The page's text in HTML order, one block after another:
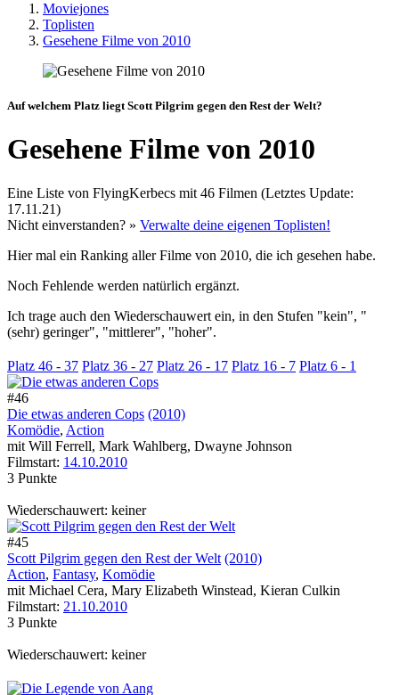
Moviejones
Toplisten
Gesehene Filme von 2010
Auf welchem Platz liegt Scott Pilgrim gegen den Rest der Welt?
Gesehene Filme von 2010
Eine Liste von FlyingKerbecs mit 46 Filmen (Letztes Update:
17.11.21)
Nicht einverstanden? » Verwalte deine eigenen Toplisten!
Hier mal ein Ranking aller Filme von 2010, die ich gesehen habe.
Noch Fehlende werden natürlich ergänzt.
Ich trage auch den Wiederschauwert ein, in den Stufen "kein", "
(sehr) geringer", "mittlerer", "hoher".
Platz 46 - 37 Platz 36 - 27 Platz 26 - 17 Platz 16 - 7 Platz 6 - 1
#46
Die etwas anderen Cops (2010)
Komödie, Action
mit Will Ferrell, Mark Wahlberg, Dwayne Johnson
Filmstart: 14.10.2010
3 Punkte
Wiederschauwert: keiner
#45
Scott Pilgrim gegen den Rest der Welt (2010)
Action, Fantasy, Komödie
mit Michael Cera, Mary Elizabeth Winstead, Kieran Culkin
Filmstart: 21.10.2010
3 Punkte
Wiederschauwert: keiner